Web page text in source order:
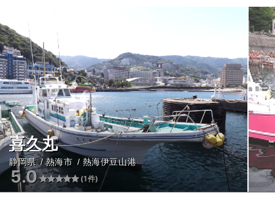
喜久丸
静岡県 熱海市 熱海伊豆山港
5.0 (1件)